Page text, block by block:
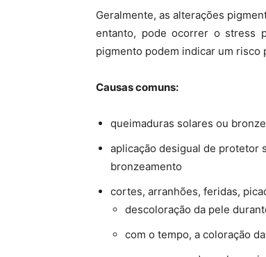
Geralmente, as alterações
entanto, pode ocorrer o stress
pigmento podem indicar um risco
Causas comuns:
queimaduras solares ou
aplicação desigual de protetor
bronzeamento
cortes, arranhões, feridas,
descoloração da pele
com o tempo, a coloração